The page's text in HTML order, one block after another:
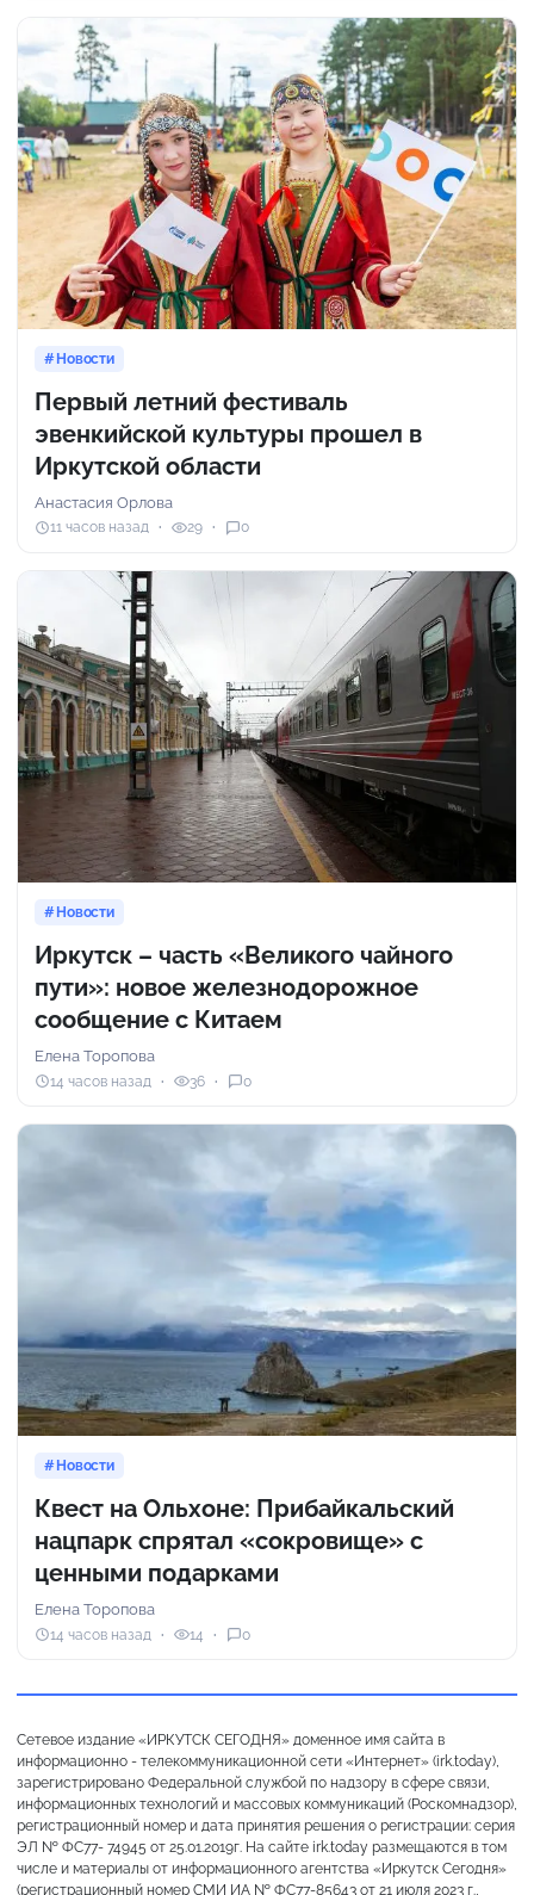
Новости
Первый летний фестиваль
эвенкийской культуры прошел в
Иркутской области
Анастасия Орлова
11 часов назад 29 0
Новости
Иркутск – часть «Великого чайного
пути»: новое железнодорожное
сообщение с Китаем
Елена Торопова
14 часов назад 36 0
Новости
Квест на Ольхоне: Прибайкальский
нацпарк спрятал «сокровище» с
ценными подарками
Елена Торопова
14 часов назад 14 0
Сетевое издание «ИРКУТСК СЕГОДНЯ» доменное имя сайта в
информационно - телекоммуникационной сети «Интернет» (irk.today),
зарегистрировано Федеральной службой по надзору в сфере связи,
информационных технологий и массовых коммуникаций (Роскомнадзор),
регистрационный номер и дата принятия решения о регистрации: серия
ЭЛ № ФС77- 74945 от 25.01.2019г. На сайте irk.today размещаются в том
числе и материалы от информационного агентства «Иркутск Сегодня»
(регистрационный номер СМИ ИА № ФС77-85643 от 21 июля 2023 г.,